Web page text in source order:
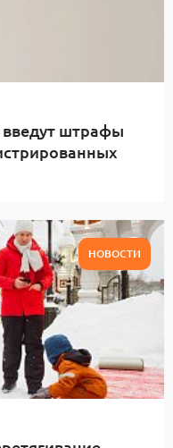
штрафы
НОВОСТИ